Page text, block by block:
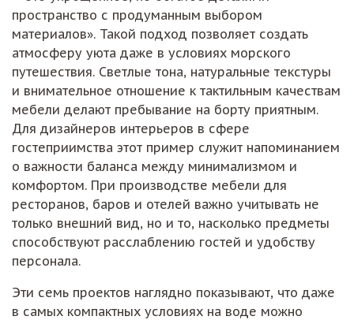
пространство с продуманным выбором
материалов». Такой подход позволяет создать
атмосферу уюта даже в условиях морского
путешествия. Светлые тона, натуральные текстуры
и внимательное отношение к тактильным качествам
мебели делают пребывание на борту приятным.
Для дизайнеров интерьеров в сфере
гостеприимства этот пример служит напоминанием
о важности баланса между минимализмом и
комфортом. При производстве мебели для
ресторанов, баров и отелей важно учитывать не
только внешний вид, но и то, насколько предметы
способствуют расслаблению гостей и удобству
персонала.
Эти семь проектов наглядно показывают, что даже
в самых компактных условиях на воде можно